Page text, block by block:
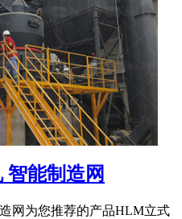
能制造网
网为您推荐的产品HLM立式